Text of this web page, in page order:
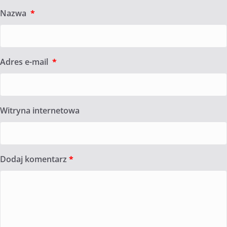
Nazwa *
Adres e-mail *
Witryna internetowa
Dodaj komentarz *